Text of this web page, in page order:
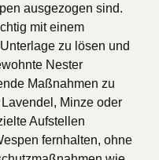
ausgezogen sind.
mit einem
zu lösen und
Nester
Maßnahmen zu
Minze oder
Aufstellen
fernhalten, ohne